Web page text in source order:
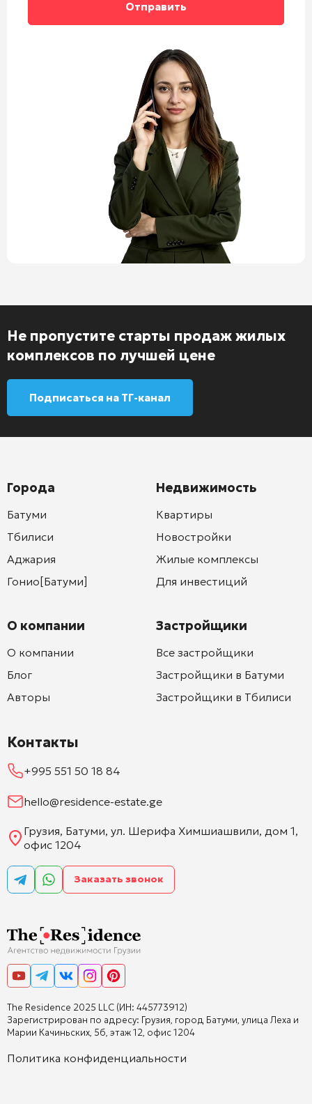
Не пропустите старты продаж жилых
комплексов по лучшей цене
Подписаться на ТГ-канал
The Residence 2025 LLC (ИН: 445773912)
Зарегистрирован по адресу: Грузия, город Батуми, улица Леха и
Марии Качиньских, 5б, этаж 12, офис 1204
Политика конфиденциальности
Города
Батуми
Тбилиси
Аджария
Гонио[Батуми]
О компании
О компании
Блог
Авторы
Недвижимость
Квартиры
Новостройки
Жилые комплексы
Для инвестиций
Застройщики
Все застройщики
Застройщики в Батуми
Застройщики в Тбилиси
Контакты
+995 551 50 18 84
hello@residence-estate.ge
Грузия, Батуми, ул. Шерифа Химшиашвили, дом 1,
офис 1204
Заказать звонок